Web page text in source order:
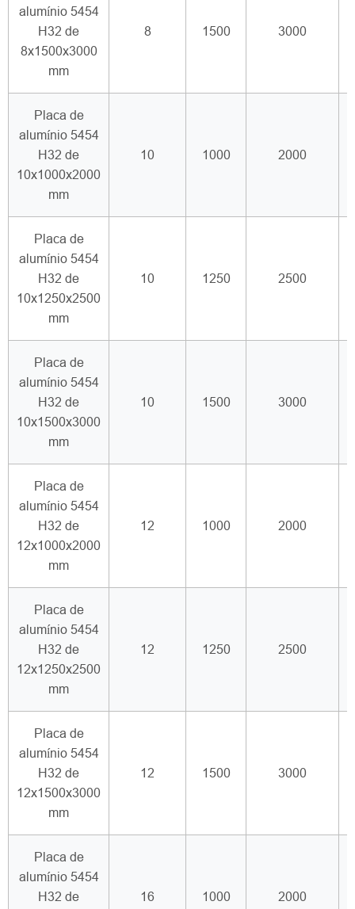
alumínio 5454
H32 de
8x1500x3000
mm
8 1500 3000
Placa de
alumínio 5454
H32 de
10x1000x2000
mm
10 1000 2000
Placa de
alumínio 5454
H32 de
10x1250x2500
mm
10 1250 2500
Placa de
alumínio 5454
H32 de
10x1500x3000
mm
10 1500 3000
Placa de
alumínio 5454
H32 de
12x1000x2000
mm
12 1000 2000
Placa de
alumínio 5454
H32 de
12x1250x2500
mm
12 1250 2500
Placa de
alumínio 5454
H32 de
12x1500x3000
mm
12 1500 3000
Placa de
alumínio 5454
H32 de
16 1000 2000